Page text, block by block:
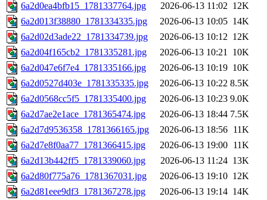
6a2d0ea4bfb15_1781337764.jpg
2026-06-13 11:02 12K
6a2d013f38880_1781334335.jpg
2026-06-13 10:05 14K
6a2d02d3ade22_1781334739.jpg
2026-06-13 10:12 12K
6a2d04f165cb2_1781335281.jpg
2026-06-13 10:21 10K
6a2d047e6f7e4_1781335166.jpg
2026-06-13 10:19 10K
6a2d0527d403e_1781335335.jpg
2026-06-13 10:22 8.5K
6a2d0568cc5f5_1781335400.jpg
2026-06-13 10:23 9.0K
6a2d7ae2e1ace_1781365474.jpg
2026-06-13 18:44 7.5K
6a2d7d9536358_1781366165.jpg
2026-06-13 18:56 11K
6a2d7e8f0aa77_1781366415.jpg
2026-06-13 19:00 11K
6a2d13b442ff5_1781339060.jpg
2026-06-13 11:24 13K
6a2d80f775a76_1781367031.jpg
2026-06-13 19:10 12K
6a2d81eee9df3_1781367278.jpg
2026-06-13 19:14 14K